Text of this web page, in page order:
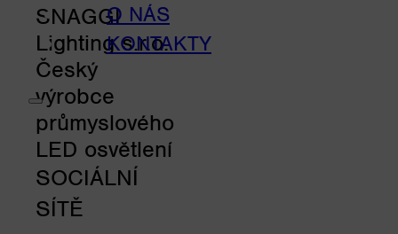
O NÁS
KONTAKTY
SNAGGI
Lighting s.r.o.
Český
výrobce
průmyslového
LED osvětlení
SOCIÁLNÍ
SÍTĚ